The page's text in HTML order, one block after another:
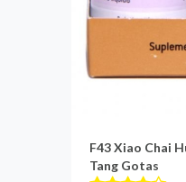
F43 Xiao Chai
Tang Gotas